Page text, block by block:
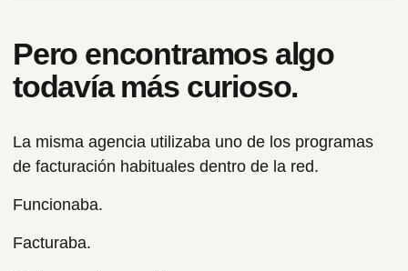
Pero encontramos algo
todavía más curioso.
La misma agencia utilizaba uno de los programas
de facturación habituales dentro de la red.
Funcionaba.
Facturaba.